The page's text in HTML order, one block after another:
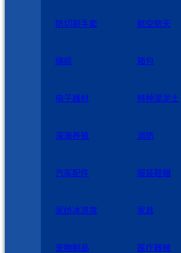
防切割手套 航空航天
绳缆 箱包
电子器材 特种混泥土
深海养殖 消防
汽车配件 服装鞋帽
家纺冰凉席 家具
宠物制品 医疗器械